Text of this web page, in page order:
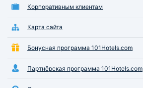
Корпоративным клиентам
Карта сайта
Бонусная программа 101Hotels.com
Партнёрская программа 101Hotels.com